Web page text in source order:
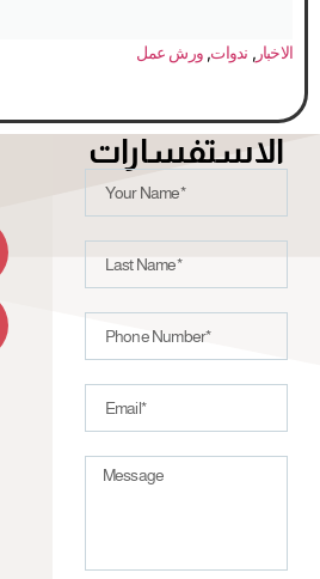
الاخبار, ندوات,ورش عمل
الاستفسارات